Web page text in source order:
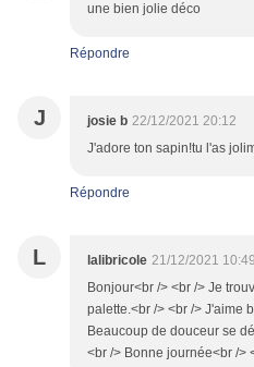
une bien jolie déco
Répondre
J josie b 22/12/2021 20:12
J'adore ton sapin!tu l'as
Répondre
L lalibricole 21/12/2021 10:49
Bonjour<br /> <br /> Je
palette.<br /> <br /> J'aime
Beaucoup de douceur se
<br /> Bonne journée<br />